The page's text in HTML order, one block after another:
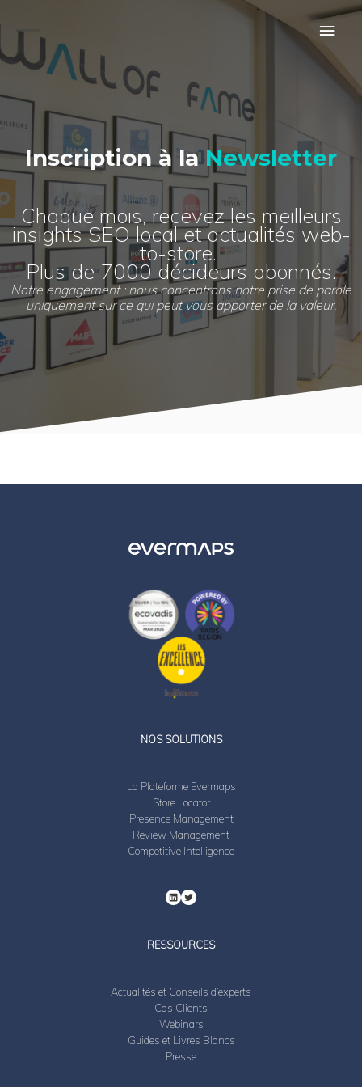
au
contenu
Inscription à laNewsletter
Chaque mois, recevez les meilleurs
insights SEO local et actualités web-
to-store.
Plus de 7000 décideurs abonnés.
Notre engagement : nous concentrons notre prise de parole
uniquement sur ce qui peut vous apporter de la valeur.
NOS SOLUTIONS
La Plateforme Evermaps
Store Locator
Presence Management
Review Management
Competitive Intelligence
RESSOURCES
Actualités et Conseils d’experts
Cas Clients
Webinars
Guides et Livres Blancs
Presse